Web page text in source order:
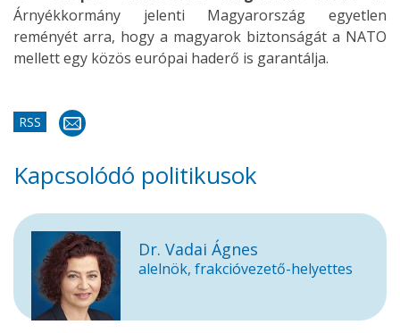
Árnyékkormány jelenti Magyarország egyetlen
reményét arra, hogy a magyarok biztonságát a NATO
mellett egy közös európai haderő is garantálja.
RSS
Kapcsolódó politikusok
Dr. Vadai Ágnes
alelnök, frakcióvezető-helyettes